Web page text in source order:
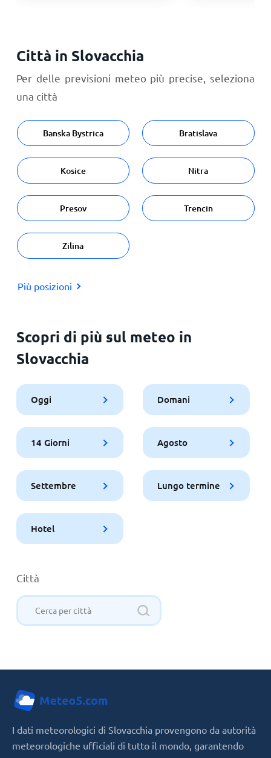
Città in Slovacchia
Per delle previsioni meteo più precise, seleziona
una città
Banska Bystrica Bratislava
Kosice Nitra
Presov Trencin
Zilina
Più posizioni
Scopri di più sul meteo in
Slovacchia
Oggi Domani
14 Giorni Agosto
Settembre Lungo termine
Hotel
Città
I dati meteorologici di Slovacchia provengono da autorità
meteorologiche ufficiali di tutto il mondo, garantendo